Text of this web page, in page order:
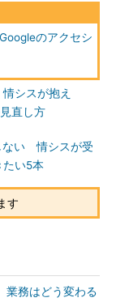
のアクセシ
シスが抱え
直し方
ない 情シスが受
たい5本
す
務はどう変わる